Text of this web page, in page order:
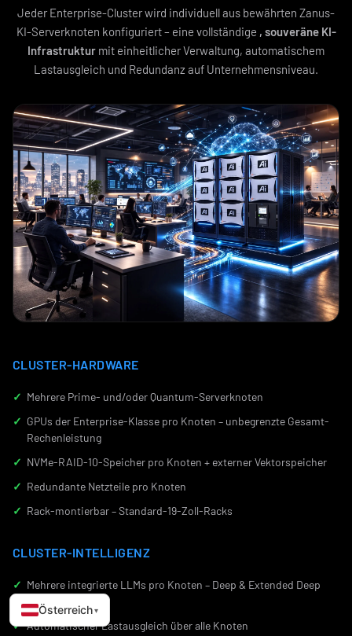
Österreich▾
Jeder Enterprise-Cluster wird individuell aus bewährten Zanus-
KI-Serverknoten konfiguriert – eine vollständige , souveräne KI-
Infrastruktur mit einheitlicher Verwaltung, automatischem
Lastausgleich und Redundanz auf Unternehmensniveau.
CLUSTER-HARDWARE
Mehrere Prime- und/oder Quantum-Serverknoten
GPUs der Enterprise-Klasse pro Knoten – unbegrenzte Gesamt-
Rechenleistung
NVMe-RAID-10-Speicher pro Knoten + externer Vektorspeicher
Redundante Netzteile pro Knoten
Rack-montierbar – Standard-19-Zoll-Racks
CLUSTER-INTELLIGENZ
Mehrere integrierte LLMs pro Knoten – Deep & Extended Deep
Reasoning
Automatischer Lastausgleich über alle Knoten